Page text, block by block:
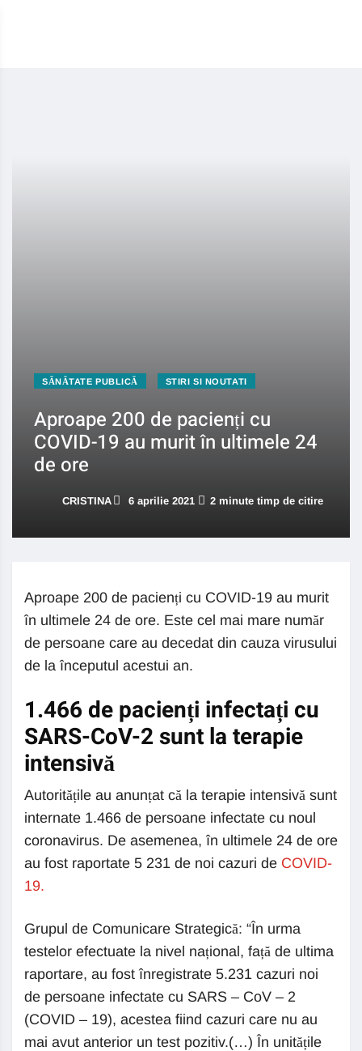
SĂNĂTATE PUBLICĂ STIRI SI NOUTATI
Aproape 200 de pacienți cu
COVID-19 au murit în ultimele 24
de ore
CRISTINA 6 aprilie 2021 2 minute timp de citire
Aproape 200 de pacienți cu COVID-19 au murit
în ultimele 24 de ore. Este cel mai mare număr
de persoane care au decedat din cauza virusului
de la începutul acestui an.
1.466 de pacienți infectați cu
SARS-CoV-2 sunt la terapie
intensivă
Autoritățile au anunțat că la terapie intensivă sunt
internate 1.466 de persoane infectate cu noul
coronavirus. De asemenea, în ultimele 24 de ore
au fost raportate 5 231 de noi cazuri de COVID-
19.
Grupul de Comunicare Strategică: “În urma
testelor efectuate la nivel național, față de ultima
raportare, au fost înregistrate 5.231 cazuri noi
de persoane infectate cu SARS – CoV – 2
(COVID – 19), acestea fiind cazuri care nu au
mai avut anterior un test pozitiv.(…) În unitățile